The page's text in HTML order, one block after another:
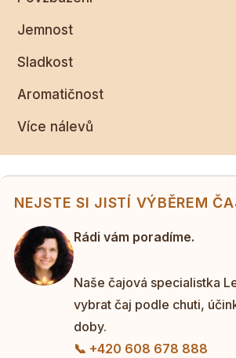
Jemnost
Sladkost
Aromatičnost
Více nálevů
NEJSTE SI JISTÍ VÝBĚREM
Rádi vám poradíme.
Naše čajová specialistka
vybrat čaj podle chuti,
doby.
📞 +420 608 678 888